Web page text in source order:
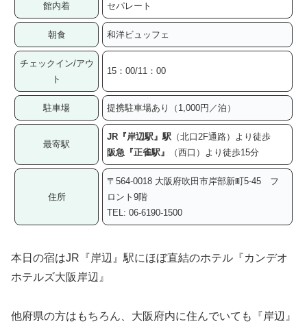
館内着 セパレート
朝食 和洋ビュッフェ
チェックイン/アウ
ト
15：00/11：00
駐車場 提携駐車場あり（1,000円／泊）
最寄駅
JR『岸辺駅』駅 （北口2F通路）より徒歩
阪急『正雀駅』
（西口）より徒歩15分
住所
〒564-0018 大阪府吹田市岸部新町5-45 フ
ロント9階
TEL: 06-6190-1500
本日の宿はJR『岸辺』駅にほぼ直結のホテル『カンデオ
ホテルズ大阪岸辺』
他府県の方はもちろん、大阪府内に住んでいても『岸辺』